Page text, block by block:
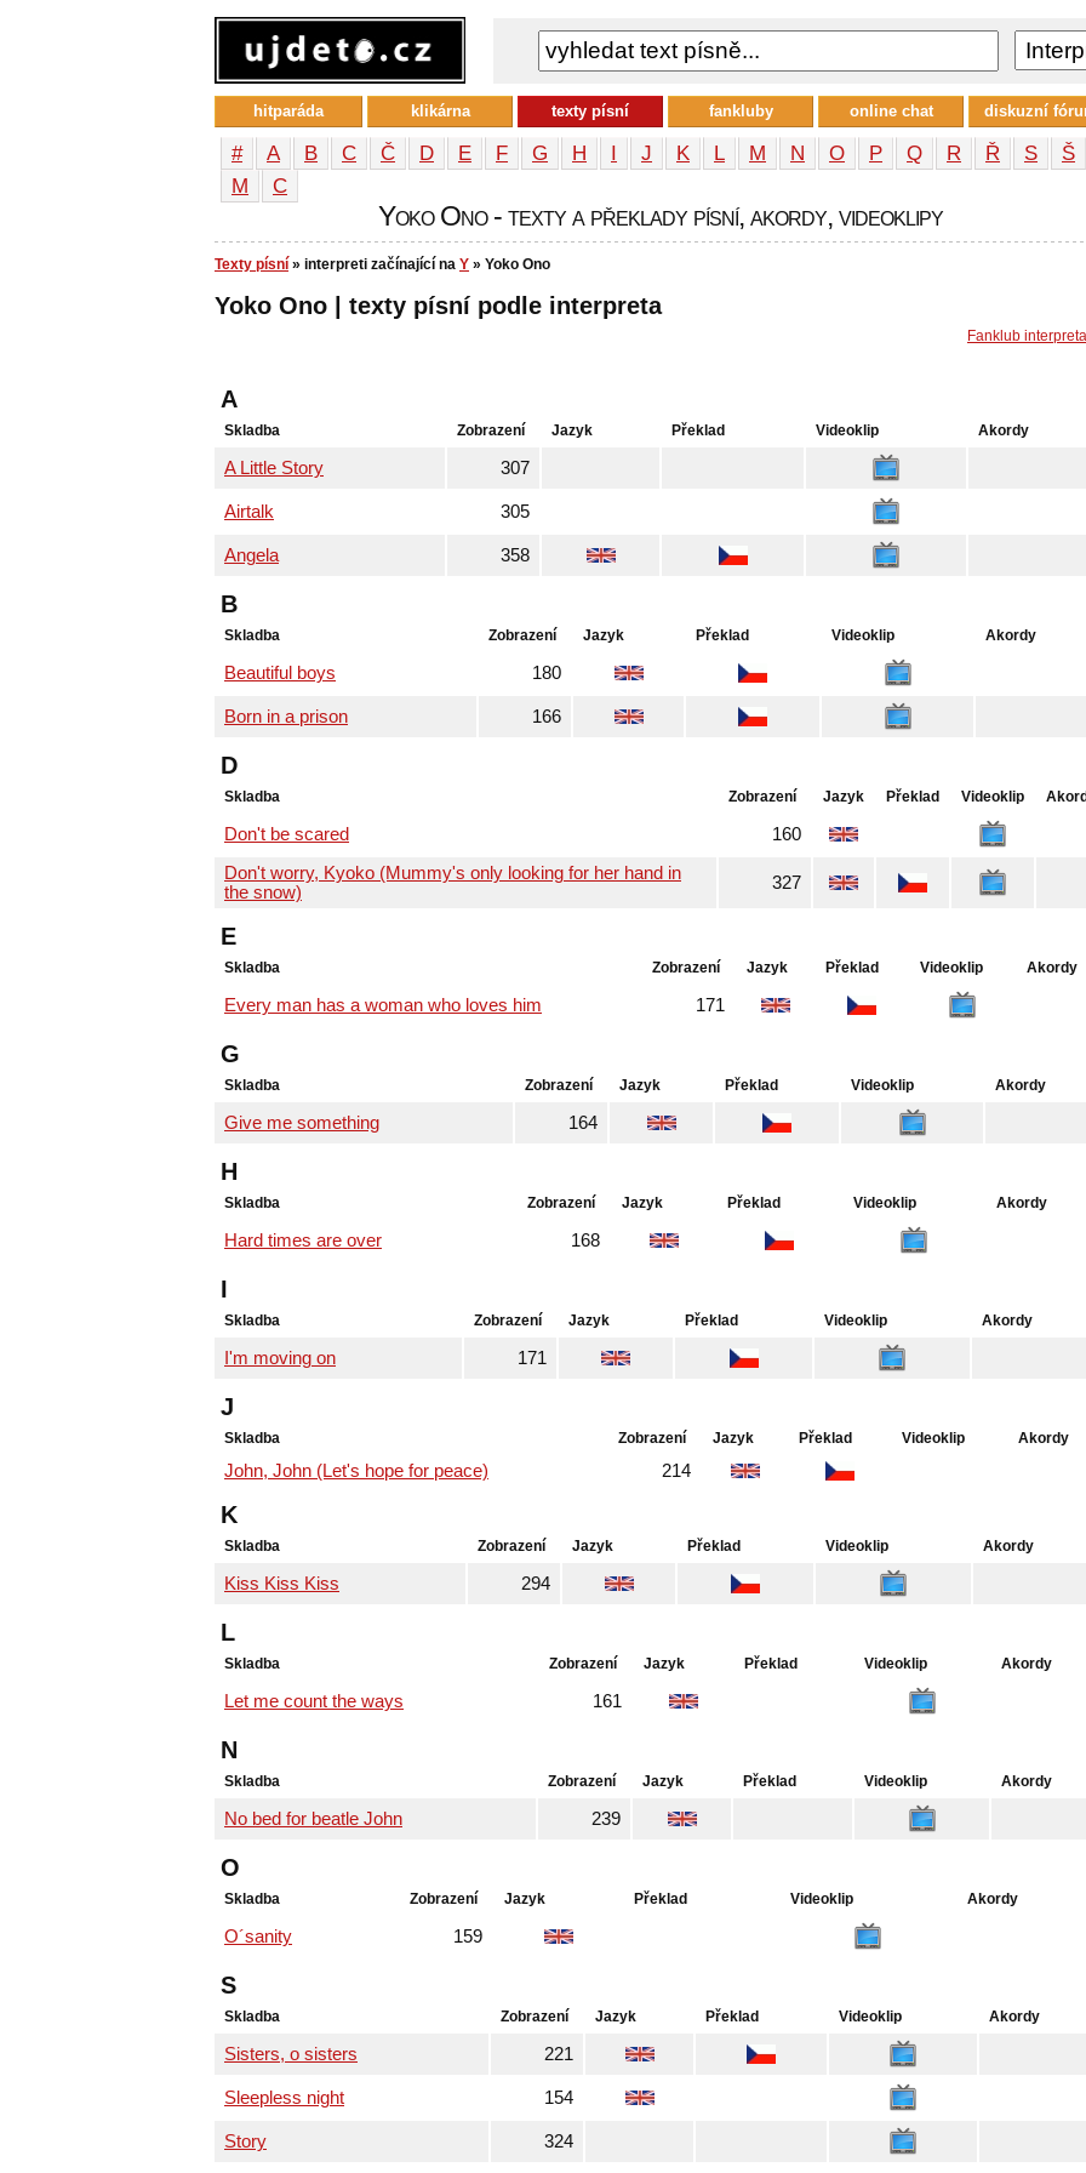
# A B C Č D E F G H I J K L M N O P Q R Ř S Š
М
С
Yoko Ono - texty a překlady písní, akordy, videoklipy
Texty písní » interpreti začínající na Y » Yoko Ono
Yoko Ono | texty písní podle interpreta
Fanklub interpreta
A
Skladba Zobrazení Jazyk Překlad Videoklip Akordy
A Little Story 307
Airtalk 305
Angela 358
B
Skladba Zobrazení Jazyk Překlad Videoklip Akordy
Beautiful boys 180
Born in a prison 166
D
Skladba Zobrazení Jazyk Překlad Videoklip
Don't be scared
160
Don't worry, Kyoko (Mummy's only looking for her hand in
the snow)
327
E
Skladba Zobrazení Jazyk Překlad Videoklip Akordy
Every man has a woman who loves him 171
G
Skladba Zobrazení Jazyk Překlad Videoklip Akordy
Give me something 164
H
Skladba Zobrazení Jazyk Překlad Videoklip Akordy
Hard times are over 168
I
Skladba Zobrazení Jazyk Překlad Videoklip Akordy
I'm moving on 171
J
Skladba Zobrazení Jazyk Překlad Videoklip Akordy
John, John (Let's hope for peace) 214
K
Skladba Zobrazení Jazyk Překlad Videoklip Akordy
Kiss Kiss Kiss 294
L
Skladba Zobrazení Jazyk Překlad Videoklip Akordy
Let me count the ways 161
N
Skladba Zobrazení Jazyk Překlad Videoklip Akordy
No bed for beatle John 239
O
Skladba Zobrazení Jazyk Překlad Videoklip Akordy
O´sanity 159
S
Skladba Zobrazení Jazyk Překlad Videoklip Akordy
Sisters, o sisters 221
Sleepless night 154
Story 324
hitparáda klikárna texty písní fankluby online chat diskuzní